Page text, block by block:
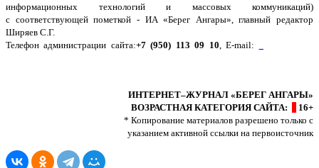
информационных технологий и массовых коммуникаций)
с соответствующей пометкой - ИА «Берег Ангары», главный редактор
Ширяев С.Г.
Телефон администрации сайта:+7 (950) 113 09 10 , E-mail:
ИНТЕРНЕТ–ЖУРНАЛ «БЕРЕГ АНГАРЫ»
ВОЗРАСТНАЯ КАТЕГОРИЯ САЙТА:
16+
* Копирование материалов разрешено только с
указанием активной ссылки на первоисточник